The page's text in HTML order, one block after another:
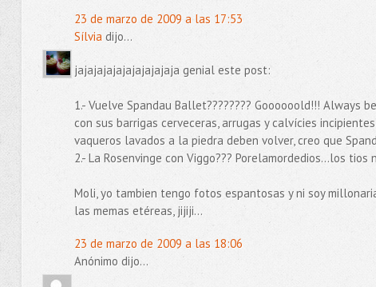
23 de marzo de 2009 a las 17:53
Sílviadijo...
jajajajajajajajajajaja genial este post:
1.- Vuelve Spandau Ballet???????? Goooooold!!! Always
con sus barrigas cerveceras, arrugas y calvícies
vaqueros lavados a la piedra deben volver, creo que
2.- La Rosenvinge con Viggo??? Porelamordedios...los
Moli, yo tambien tengo fotos espantosas y ni soy
las memas etéreas, jijiji...
23 de marzo de 2009 a las 18:06
Anónimo dijo...